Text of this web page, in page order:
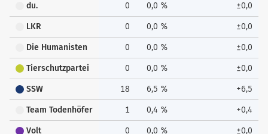
du. 0 0,0 % ±0,0
LKR 0 0,0 % ±0,0
Die Humanisten 0 0,0 % ±0,0
Tierschutzpartei 0 0,0 % ±0,0
SSW 18 6,5 % +6,5
Team Todenhöfer 1 0,4 % +0,4
Volt 0 0,0 % ±0,0